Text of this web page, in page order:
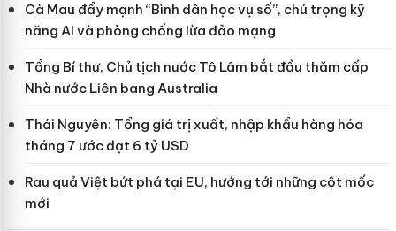
Cà Mau đẩy mạnh “Bình dân học vụ số”, chú trọng kỹ
năng AI và phòng chống lừa đảo mạng
Tổng Bí thư, Chủ tịch nước Tô Lâm bắt đầu thăm cấp
Nhà nước Liên bang Australia
Thái Nguyên: Tổng giá trị xuất, nhập khẩu hàng hóa
tháng 7 ước đạt 6 tỷ USD
Rau quả Việt bứt phá tại EU, hướng tới những cột mốc
mới